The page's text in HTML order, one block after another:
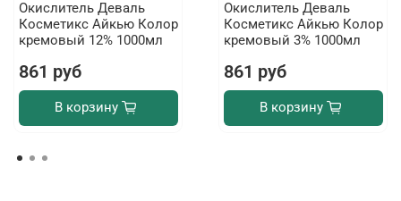
Окислитель Деваль
Косметикс Айкью Колор
кремовый 12% 1000мл
861 руб
В корзину
Окислитель Деваль
Косметикс Айкью Колор
кремовый 3% 1000мл
861 руб
В корзину